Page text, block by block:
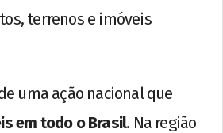
terrenos e imóveis
uma ação nacional que
em todo o Brasil. Na região